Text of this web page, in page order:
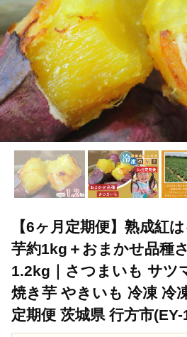
TOP パン・菓子類 【6ヶ月定
【6ヶ月定期便】熟成紅
芋約1kg＋おまかせ品種
1.2kg｜さつまいも サツ
焼き芋 やきいも 冷凍 冷
定期便 茨城県 行方市(EY-